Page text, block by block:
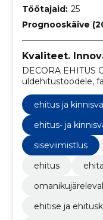
Töötajaid: 25
Prognooskäive
Kvaliteet.
DECORA EHITUS
üldehitustöödele,
teenuseid alates
ehitus ja
ehitus- ja
siseviimistlus
ehitus
ehitise ja